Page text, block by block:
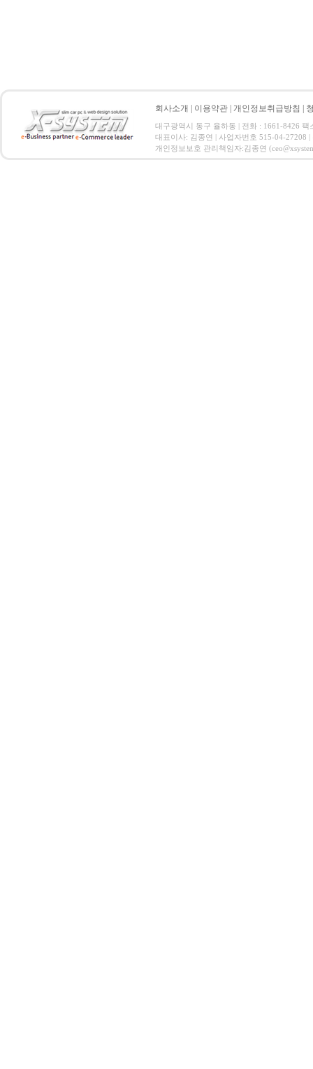
회사소개 이용약관 개인정보취급방침
대구광역시 동구 율하동 | 전화 : 1661-8426 팩
대표이사: 김종연 | 사업자번호 515-04-27208
개인정보보호 관리책임자:김종연